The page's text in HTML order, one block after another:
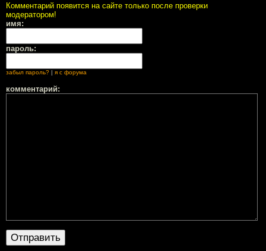
Комментарий появится на сайте только после проверки
модератором!
имя:
пароль:
забыл пароль? | я с форума
комментарий: